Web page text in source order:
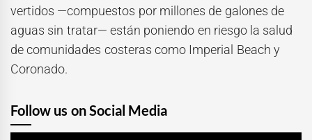
vertidos —compuestos por millones de galones de
aguas sin tratar— están poniendo en riesgo la salud
de comunidades costeras como Imperial Beach y
Coronado.
Follow us on Social Media